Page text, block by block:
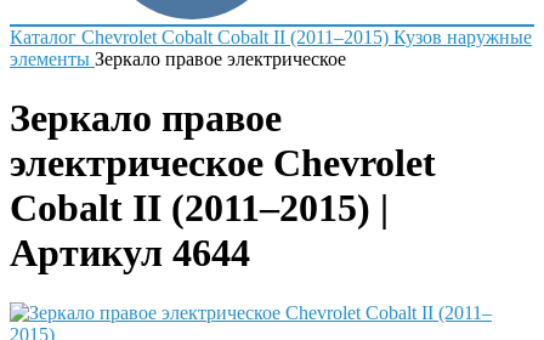
Каталог Chevrolet Cobalt Cobalt II (2011–2015) Кузов наружные
элементы Зеркало правое электрическое
Зеркало правое
электрическое Chevrolet
Cobalt II (2011–2015) |
Артикул 4644